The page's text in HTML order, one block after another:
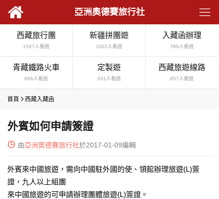

亞洲奧德賽旅行社
西藏旅行團
1597人看過
新疆拼團遊
1002人看過
入藏函辦理
789人看過
青藏鐵路火車
666人看過
定製遊
331人看過
西藏旅遊線路
857人看過
首頁  西藏入藏函
外賓如何申請簽證
 由亞洲奧德賽旅行社於2017-01-09編輯
外賓來中國旅遊，需向中國駐外國的使、領館辦理旅遊(L)簽
證，九人以上組團
來中國旅遊的可申請辦理團體旅遊(L)簽證。